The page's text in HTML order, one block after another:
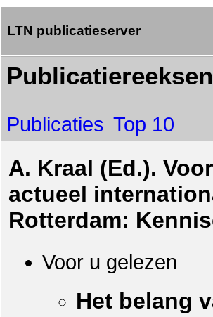
LTN publicatieserver
Publicatiereeksen
Publicaties Top 10
A. Kraal (Ed.).
actueel
Rotterdam:
Voor u gelezen
Het belang